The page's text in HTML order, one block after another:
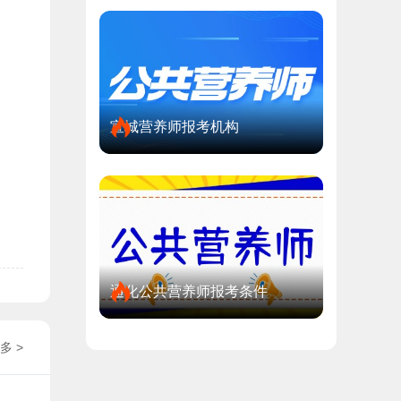
>
宣城营养师报考机构
通化公共营养师报考条件